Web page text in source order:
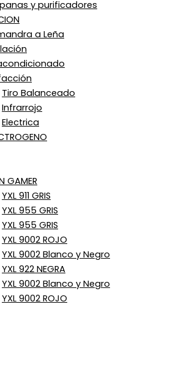
y purificadores
a Leña
Tiro Balanceado
Infrarrojo
Electrica
GAMER
YXL 911 GRIS
YXL 955 GRIS
YXL 955 GRIS
YXL 9002 ROJO
YXL 9002 Blanco y Negro
YXL 922 NEGRA
YXL 9002 Blanco y Negro
YXL 9002 ROJO